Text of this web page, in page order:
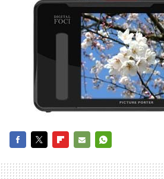
MAIL